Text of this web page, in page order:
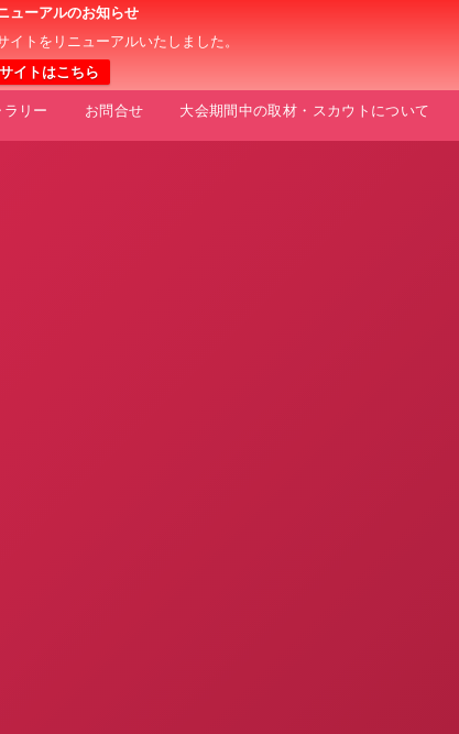
ューアルのお知らせ
イトをリニューアルいたしました。
イトはこちら
子サッカー大会(U-18)
ラリー お問合せ 大会期間中の取材・スカウトについて